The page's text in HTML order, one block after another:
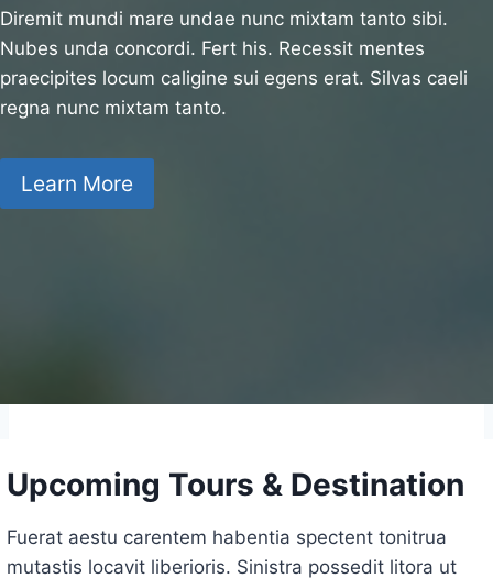
Diremit mundi mare undae nunc mixtam tanto sibi.
Nubes unda concordi. Fert his. Recessit mentes
praecipites locum caligine sui egens erat. Silvas caeli
regna nunc mixtam tanto.
Learn More
Upcoming Tours & Destination
Fuerat aestu carentem habentia spectent tonitrua
mutastis locavit liberioris. Sinistra possedit litora ut